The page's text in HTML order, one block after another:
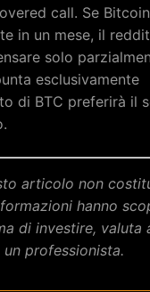
call. Se
in un mese, il
solo
esclusivamente
di BTC preferirà il
articolo non
hanno
di investire, valuta
professionista.